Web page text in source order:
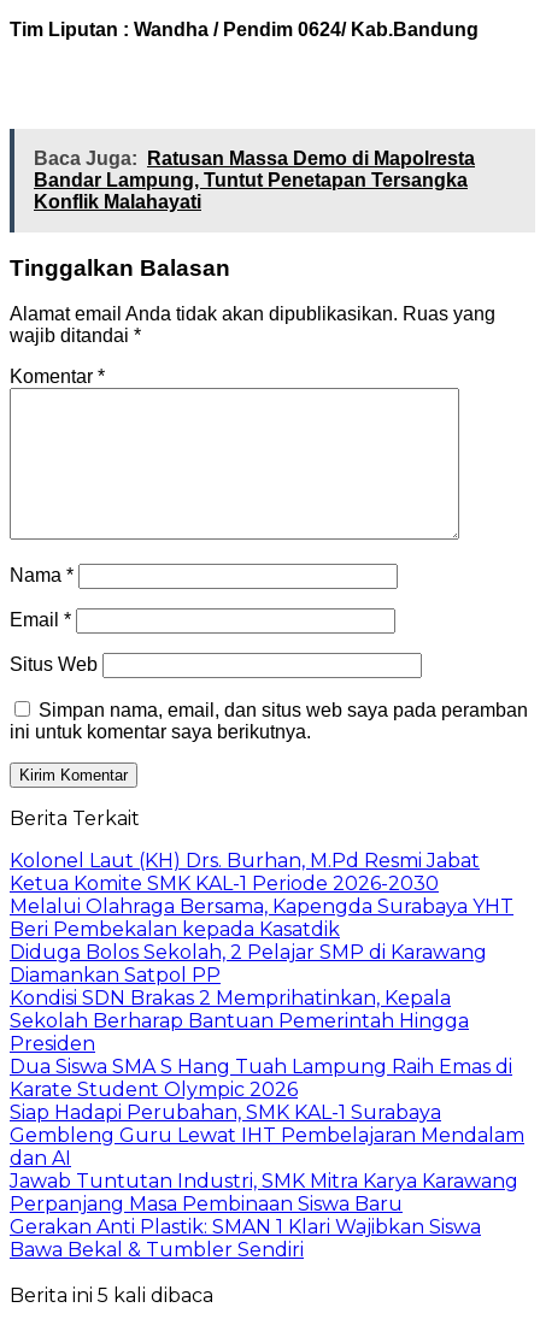
Tim Liputan : Wandha / Pendim 0624/ Kab.Bandung
Baca Juga:
Ratusan Massa Demo di Mapolresta
Bandar Lampung, Tuntut Penetapan Tersangka
Konflik Malahayati
Tinggalkan Balasan
Alamat email Anda tidak akan dipublikasikan. Ruas yang
wajib ditandai *
Komentar *
Nama *
Email *
Situs Web
Simpan nama, email, dan situs web saya pada peramban
ini untuk komentar saya berikutnya.
Berita Terkait
Kolonel Laut (KH) Drs. Burhan, M.Pd Resmi Jabat
Ketua Komite SMK KAL-1 Periode 2026-2030
Melalui Olahraga Bersama, Kapengda Surabaya YHT
Beri Pembekalan kepada Kasatdik
Diduga Bolos Sekolah, 2 Pelajar SMP di Karawang
Diamankan Satpol PP
Kondisi SDN Brakas 2 Memprihatinkan, Kepala
Sekolah Berharap Bantuan Pemerintah Hingga
Presiden
Dua Siswa SMA S Hang Tuah Lampung Raih Emas di
Karate Student Olympic 2026
Siap Hadapi Perubahan, SMK KAL-1 Surabaya
Gembleng Guru Lewat IHT Pembelajaran Mendalam
dan AI
Jawab Tuntutan Industri, SMK Mitra Karya Karawang
Perpanjang Masa Pembinaan Siswa Baru
Gerakan Anti Plastik: SMAN 1 Klari Wajibkan Siswa
Bawa Bekal & Tumbler Sendiri
Berita ini 5 kali dibaca